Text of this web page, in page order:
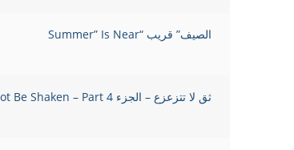
الصيف” قريب “Summer” Is Near
ثق لا تتزعزع – الجزء 4 Trust And Not Be Shaken – Part